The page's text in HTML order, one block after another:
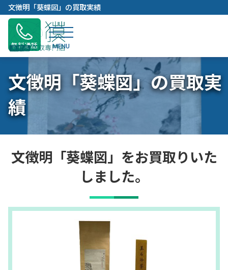
容
キ
ッ
プ
文徴明「葵蝶図」の買取実績
無料通話
文徴明「葵蝶図」の買取実
績
文徴明「葵蝶図」をお買取りいた
しました。